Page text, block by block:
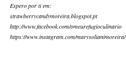
Espero por ti em:
strawberrycandymoreira.blogspot.pt
http://www.facebook.com/omeurefugioculinario
https://www.instagram.com/marysolianimoreira/